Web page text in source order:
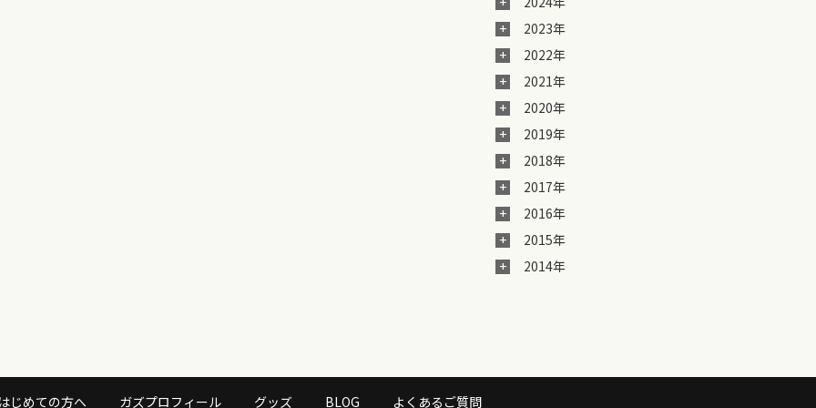
2023年
2022年
2021年
2020年
2019年
2018年
2017年
2016年
2015年
2014年
じめての方へ ガズプロフィール グッズ BLOG よくあるご質問